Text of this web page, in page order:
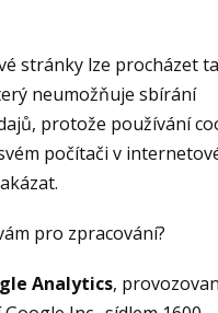
stránky lze procházet
neumožňuje sbírání
protože používání
počítači v
pro zpracování?
Analytics,